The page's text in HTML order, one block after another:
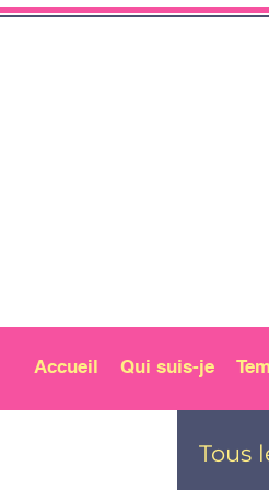
Accueil Qui suis-je
Tous